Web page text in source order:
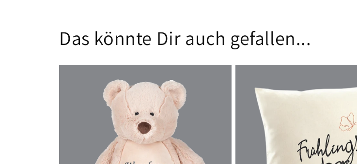
Das könnte Dir auch gefallen...